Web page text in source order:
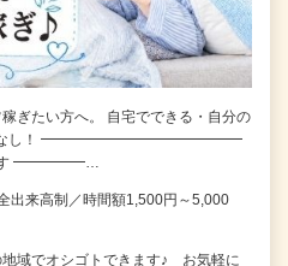
ぎたい方へ。 自宅でできる・自分の
マなし！ ━━━━━━━━━━━━━━
す ━━━━━…
出来高制／時間額1,500円～5,000
地域でオシゴトできます♪ お気軽に